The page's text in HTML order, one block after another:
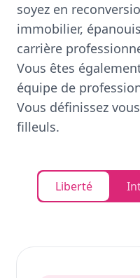
soyez en
immobilier,
carrière
Vous êtes
équipe de
Vous définissez
filleuls.
Liberté